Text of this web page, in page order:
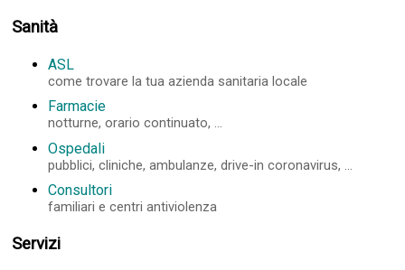
Sanità
ASL
come trovare la tua azienda sanitaria locale
Farmacie
notturne, orario continuato, ...
Ospedali
pubblici, cliniche, ambulanze, drive-in coronavirus, ...
Consultori
familiari e centri antiviolenza
Servizi